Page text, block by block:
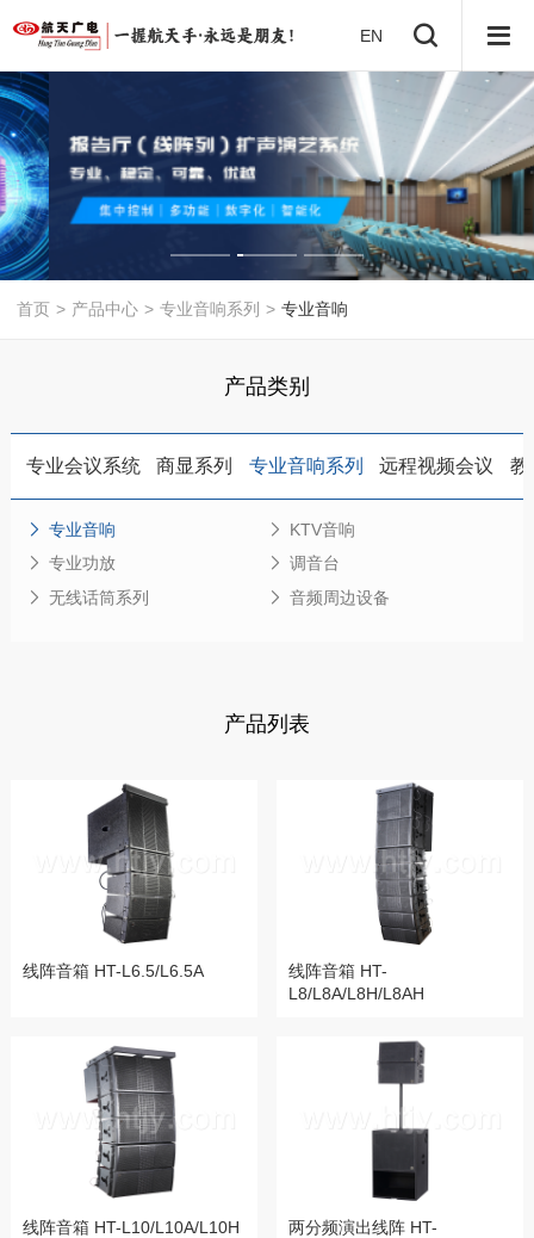
EN
首页 > 产品中心 > 专业音响系列 > 专业音响
产品类别
专业会议系统 商显系列 专业音响系列 远程视频会议 教
专业音响
KTV音响
专业功放
调音台
无线话筒系列
音频周边设备
产品列表
线阵音箱 HT-L6.5/L6.5A
线阵音箱 HT-
L8/L8A/L8H/L8AH
线阵音箱 HT-L10/L10A/L10H
两分频演出线阵 HT-